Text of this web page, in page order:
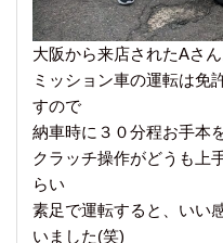
大阪から来店されたAさん
ミッション車の運転は免
すので
納車時に３０分程お手本を
クラッチ操作がどうも上
らい
素足で運転すると、いい
いました(笑)